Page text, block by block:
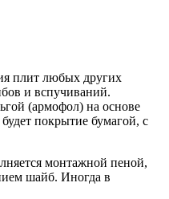
плит любых других
и вспучиваний.
(армофол) на основе
покрытие бумагой, с
монтажной пеной,
шайб. Иногда в